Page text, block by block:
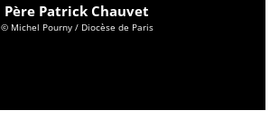
Père Patrick Chauvet
© Michel Pourny / Diocèse de Paris